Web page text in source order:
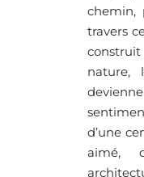
chemin,
travers
nature,
d’une
aimé,